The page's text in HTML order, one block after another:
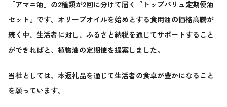
「アマニ油」の2種類が2回に分けて届く『トップバリュ定期便油
セット』です。オリーブオイルを始めとする食用油の価格高騰が
続く中、生活者に対し、ふるさと納税を通じてサポートすること
ができればと、植物油の定期便を提案しました。
当社としては、本返礼品を通じて生活者の食卓が豊かになること
を願っています。